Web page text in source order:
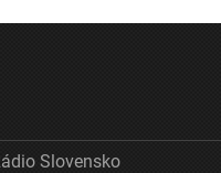
Slovensko